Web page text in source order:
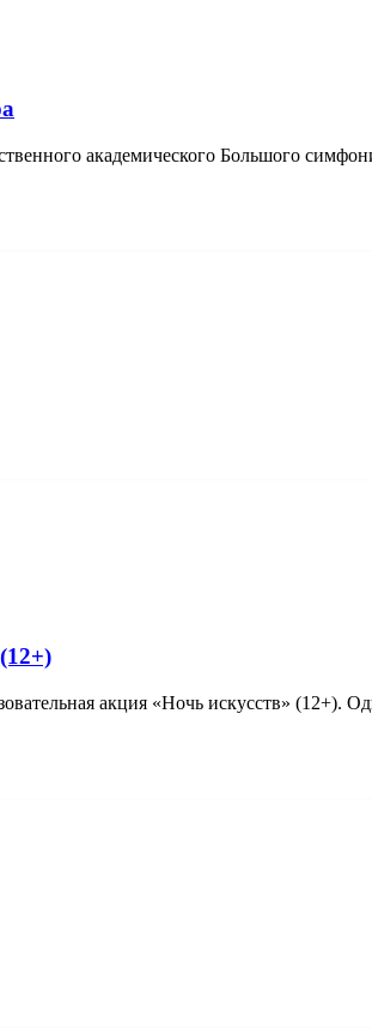
академического Большого
акция «Ночь искусств» (12+).